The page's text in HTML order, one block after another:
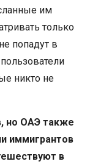
им
только
попадут в
никто не
но ОАЭ также
иммигрантов
в